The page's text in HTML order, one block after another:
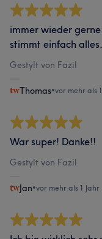
immer wieder
stimmt einfach alles.
Gestylt von Fazil
Thomas•vor mehr als
War super! Danke!!
Gestylt von Fazil
Jan•vor mehr als 1 Jahr